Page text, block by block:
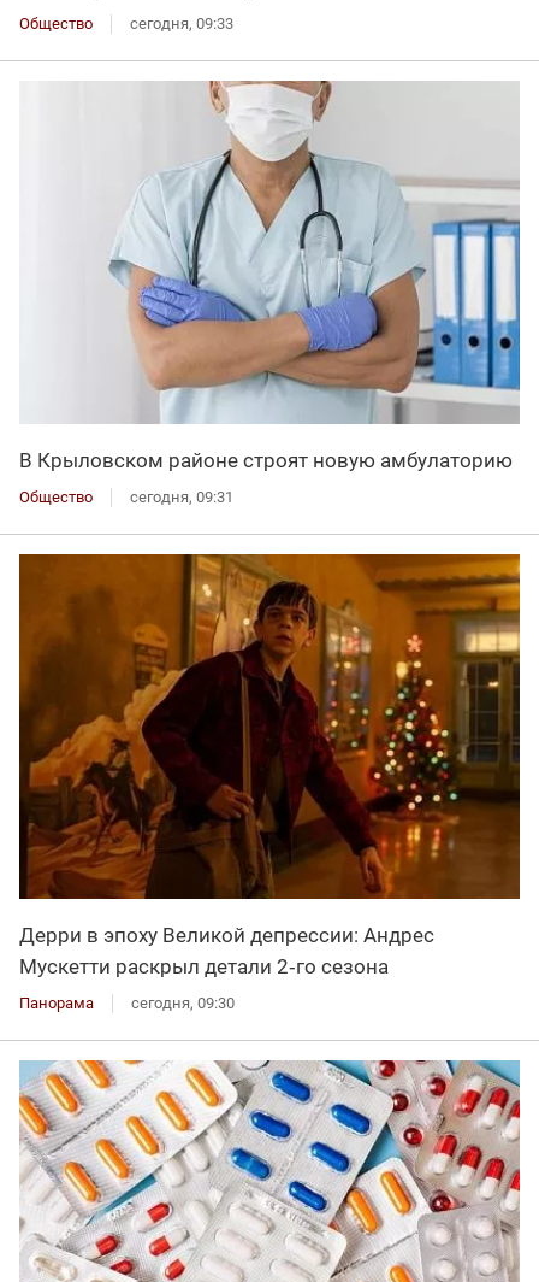
Общество сегодня, 09:33
В Крыловском районе строят новую амбулаторию
Общество сегодня, 09:31
Дерри в эпоху Великой депрессии: Андрес
Мускетти раскрыл детали 2‑го сезона
Панорама сегодня, 09:30